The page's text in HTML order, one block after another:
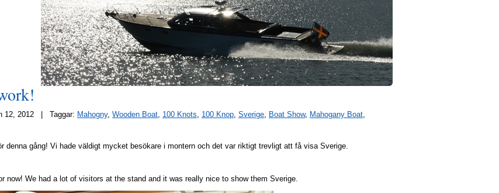
12, 2012 | Taggar: Mahogny, Wooden Boat, 100 Knots, 100 Knop, Sverige, Boat Show, Mahogany Boat,
denna gång! Vi hade väldigt mycket besökare i montern och det var riktigt trevligt att få visa Sverige.
now! We had a lot of visitors at the stand and it was really nice to show them Sverige.